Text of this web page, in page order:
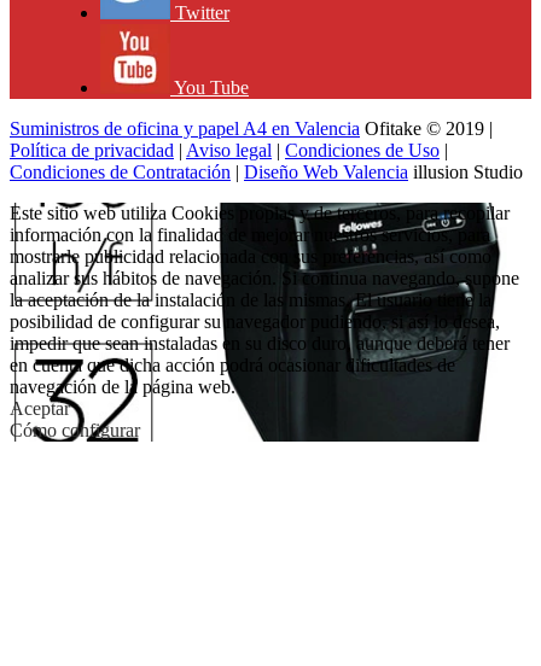
Twitter
You Tube
Suministros de oficina y papel A4 en Valencia Ofitake © 2019 |
Política de privacidad | Aviso legal | Condiciones de Uso |
Condiciones de Contratación | Diseño Web Valencia illusion Studio
Este sitio web utiliza Cookies propias y de terceros, para recopilar
información con la finalidad de mejorar nuestros servicios, para
mostrarle publicidad relacionada con sus preferencias, así como
analizar sus hábitos de navegación. Si continua navegando, supone
la aceptación de la instalación de las mismas. El usuario tiene la
posibilidad de configurar su navegador pudiendo, si así lo desea,
impedir que sean instaladas en su disco duro, aunque deberá tener
en cuenta que dicha acción podrá ocasionar dificultades de
navegación de la página web.
Aceptar
Cómo configurar